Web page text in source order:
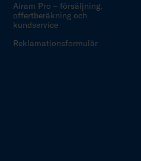
Airam Pro – försäljning,
offertberäkning och
kundservice
Reklamationsformulär